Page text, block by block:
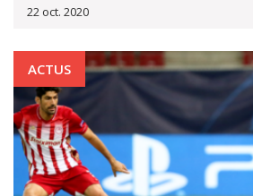
22 oct. 2020
ACTUS